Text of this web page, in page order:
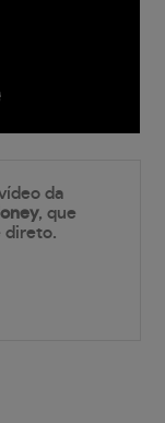
da
, que
direto.